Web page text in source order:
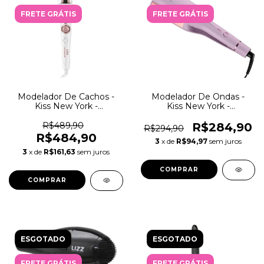
FRETE GRÁTIS
Modelador De Cachos -
Kiss New York -
R$489,90
R$484,90
3 x de R$161,63 sem juros
FRETE GRÁTIS
Modelador De Ondas -
Kiss New York -
R$294,90
R$284,90
3 x de R$94,97 sem juros
ESGOTADO ESGOTADO